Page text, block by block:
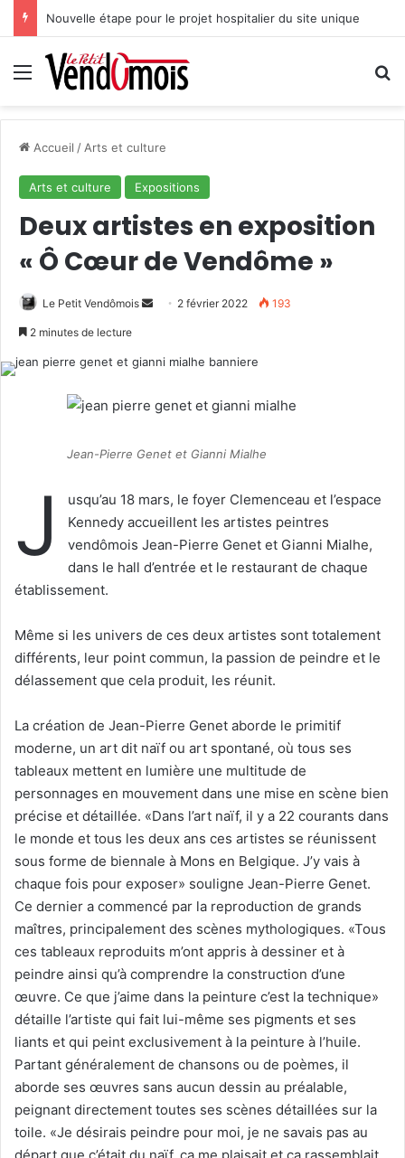
Nouvelle étape pour le projet hospitalier du site unique
Menu
Accueil / Arts et culture
Arts et culture Expositions
Deux artistes en exposition
« Ô Cœur de Vendôme »
Le Petit Vendômois
o
e
u
c
o
u
r
e
2 février 2022 193
2 minutes de lecture
Jean-Pierre Genet et Gianni Mialhe
J
usqu’au 18 mars, le foyer Clemenceau et l’espace
Kennedy accueillent les artistes peintres
vendômois Jean-Pierre Genet et Gianni Mialhe,
dans le hall d’entrée et le restaurant de chaque
établissement.
Même si les univers de ces deux artistes sont totalement
différents, leur point commun, la passion de peindre et le
délassement que cela produit, les réunit.
La création de Jean-Pierre Genet aborde le primitif
moderne, un art dit naïf ou art spontané, où tous ses
tableaux mettent en lumière une multitude de
personnages en mouvement dans une mise en scène bien
précise et détaillée. «Dans l’art naïf, il y a 22 courants dans
le monde et tous les deux ans ces artistes se réunissent
sous forme de biennale à Mons en Belgique. J’y vais à
chaque fois pour exposer» souligne Jean-Pierre Genet.
Ce dernier a commencé par la reproduction de grands
maîtres, principalement des scènes mythologiques. «Tous
ces tableaux reproduits m’ont appris à dessiner et à
peindre ainsi qu’à comprendre la construction d’une
œuvre. Ce que j’aime dans la peinture c’est la technique»
détaille l’artiste qui fait lui-même ses pigments et ses
liants et qui peint exclusivement à la peinture à l’huile.
Partant généralement de chansons ou de poèmes, il
aborde ses œuvres sans aucun dessin au préalable,
peignant directement toutes ses scènes détaillées sur la
toile. «Je désirais peindre pour moi, je ne savais pas au
départ que c’était du naïf, ça me plaisait et ça rassemblait